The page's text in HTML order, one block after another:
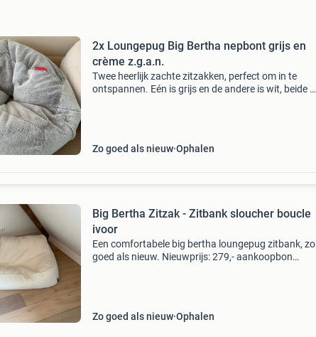
2x Loungepug Big Bertha nepbont grijs en
crème z.g.a.n.
Twee heerlijk zachte zitzakken, perfect om in te
ontspannen. Eén is grijs en de andere is wit, beide in
Zo goed als nieuw Ophalen
Big Bertha Zitzak - Zitbank sloucher boucle
ivoor
Een comfortabele big bertha loungepug zitbank, zo
goed als nieuw. Nieuwprijs: 279,- aankoopbon
Zo goed als nieuw Ophalen